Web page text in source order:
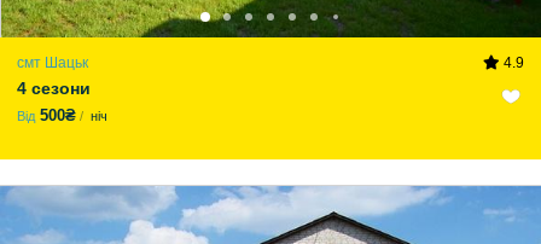
смт Шацьк 4.9
4 сезони
Від 500₴ ніч